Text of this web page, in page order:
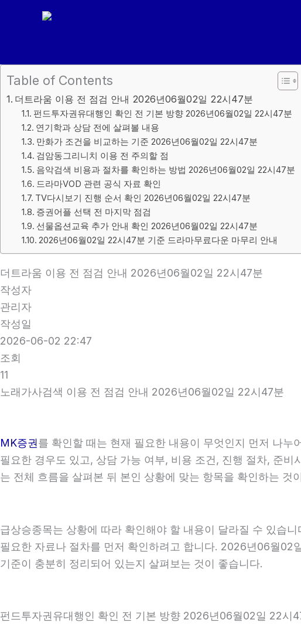
건
너
Table of Contents
더트라움 이용 전 점검 안내 2026년06월02일 22시47분
펀드투자권유대행인 확인 전 기본 방향 2026년06월02일 22시47분
연기학과 상담 전에 살펴볼 내용
만화가 조건을 비교하는 기준 2026년06월02일 22시47분
검암동그리니치 이용 전 주의할 점
음악검색 비용과 절차를 확인하는 방법 2026년06월02일 22시47분
드라마VOD 관련 공식 자료 확인
TV다시보기 진행 순서 확인 2026년06월02일 22시47분
증권어플 선택 전 마지막 점검
선물옵션교육 추가 안내 확인 2026년06월02일 22시47분
2026년06월02일 22시47분 기준 드라마무료다운 마무리 안내
더트라움 이용 전 점검 안내 2026년06월02일 22시47분
작성자
관리자
작성일
2026-06-02 22:47
조회
11
노래가사검색 이용 전 점검 안내 2026년06월02일 22시47분
MK증권를 확인할 때는 현재 필요한 내용이 무엇인지 먼저 나
필요한 경우도 있고, 상담 가능 여부, 비용 조건, 진행 절차, 준
는 전체 흐름을 살펴본 뒤 본인 상황에 맞는 항목을 확인하는 것
급상승종목는 상황에 따라 확인해야 할 내용이 달라질 수 있습
필요한 자료나 절차를 먼저 확인하려고 합니다. 2026년06월02
기준이 충분히 정리되어 있는지 살펴보는 것이 좋습니다.
펀드투자권유대행인 확인 전 기본 방향 2026년06월02일 22시